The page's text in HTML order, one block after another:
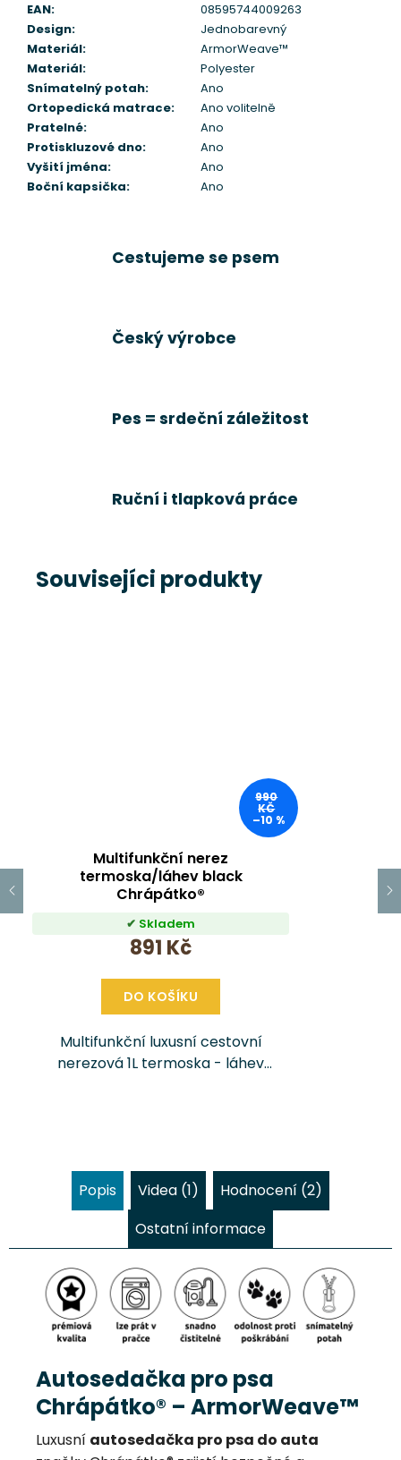
EAN:
08595744009263
Design:
Jednobarevný
Materiál:
ArmorWeave™
Materiál:
Polyester
Snímatelný potah:
Ano
Ortopedická matrace:
Ano volitelně
Pratelné:
Ano
Protiskluzové dno:
Ano
Vyšití jména:
Ano
Boční kapsička: Ano
Cestujeme se psem
Český výrobce
Pes = srdeční záležitost
Ruční i tlapková práce
Souvisejíci produkty
990
KČ
–10 %
Multifunkční nerez
termoska/láhev black
Chrápátko®
Skladem
891 Kč
DO KOŠÍKU
Multifunkční luxusní cestovní
nerezová 1L termoska - láhev
Popis Videa (1)
Hodnocení (2)
Ostatní informace
Autosedačka pro psa
Chrápátko® – ArmorWeave™
Luxusní autosedačka pro psa do auta